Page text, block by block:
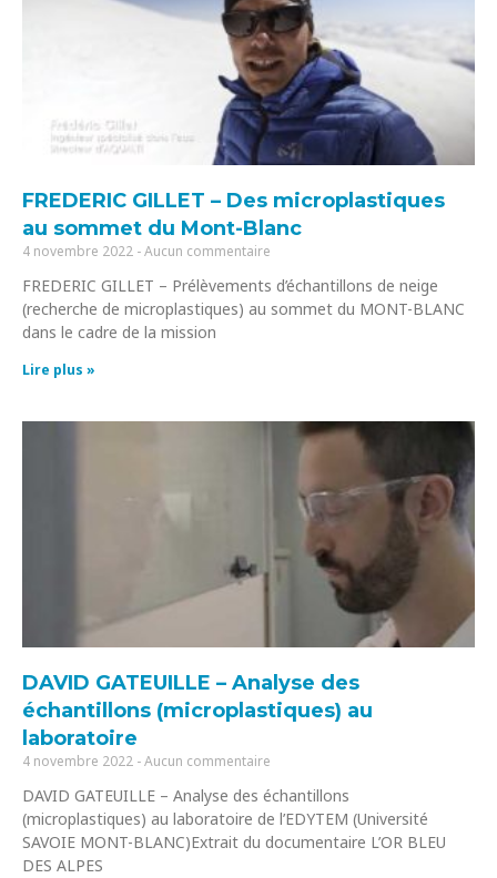
FREDERIC GILLET – Des microplastiques
au sommet du Mont-Blanc
4 novembre 2022 Aucun commentaire
FREDERIC GILLET – Prélèvements d’échantillons de neige
(recherche de microplastiques) au sommet du MONT-BLANC
dans le cadre de la mission
Lire plus »
DAVID GATEUILLE – Analyse des
échantillons (microplastiques) au
laboratoire
4 novembre 2022 Aucun commentaire
DAVID GATEUILLE – Analyse des échantillons
(microplastiques) au laboratoire de l’EDYTEM (Université
SAVOIE MONT-BLANC)Extrait du documentaire L’OR BLEU
DES ALPES